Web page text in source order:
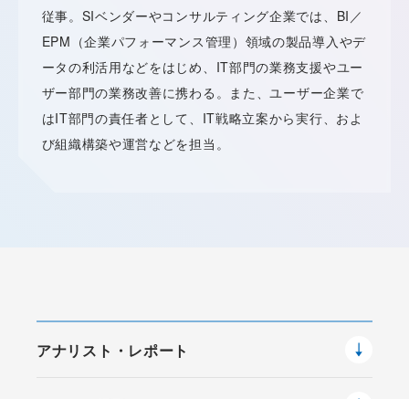
従事。SIベンダーやコンサルティング企業では、BI／
EPM（企業パフォーマンス管理）領域の製品導入やデ
ータの利活用などをはじめ、IT部門の業務支援やユー
ザー部門の業務改善に携わる。また、ユーザー企業で
はIT部門の責任者として、IT戦略立案から実行、およ
び組織構築や運営などを担当。
アナリスト・レポート